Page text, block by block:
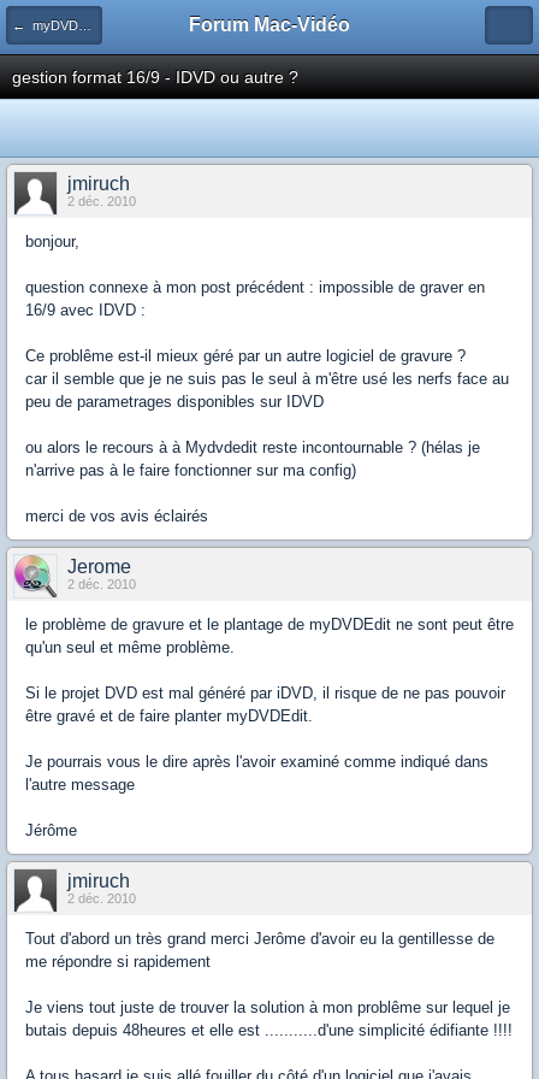
← myDVDEdit Forum Mac-Vidéo
gestion format 16/9 - IDVD ou autre ?
jmiruch
2 déc. 2010
bonjour,
question connexe à mon post précédent : impossible de graver en
16/9 avec IDVD :
Ce problême est-il mieux géré par un autre logiciel de gravure ?
car il semble que je ne suis pas le seul à m'être usé les nerfs face au
peu de parametrages disponibles sur IDVD
ou alors le recours à à Mydvdedit reste incontournable ? (hélas je
n'arrive pas à le faire fonctionner sur ma config)
merci de vos avis éclairés
Jerome
2 déc. 2010
le problème de gravure et le plantage de myDVDEdit ne sont peut être
qu'un seul et même problème.
Si le projet DVD est mal généré par iDVD, il risque de ne pas pouvoir
être gravé et de faire planter myDVDEdit.
Je pourrais vous le dire après l'avoir examiné comme indiqué dans
l'autre message
Jérôme
jmiruch
2 déc. 2010
Tout d'abord un très grand merci Jerôme d'avoir eu la gentillesse de
me répondre si rapidement
Je viens tout juste de trouver la solution à mon problême sur lequel je
butais depuis 48heures et elle est ...........d'une simplicité édifiante !!!!